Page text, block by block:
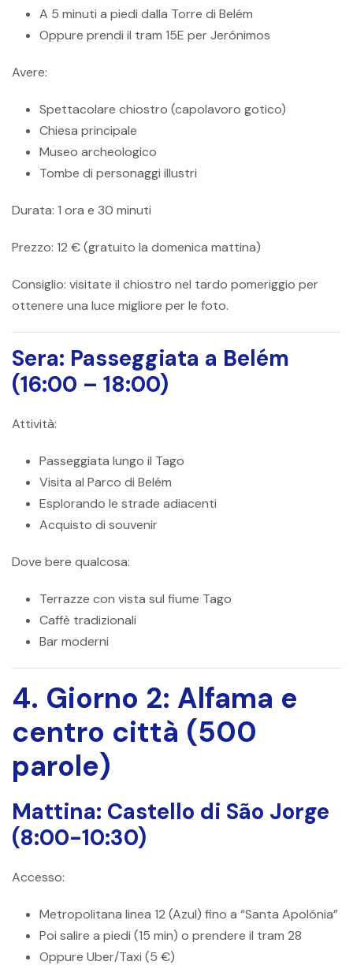
A 5 minuti a piedi dalla Torre di Belém
Oppure prendi il tram 15E per Jerónimos
Avere:
Spettacolare chiostro (capolavoro gotico)
Chiesa principale
Museo archeologico
Tombe di personaggi illustri
Durata: 1 ora e 30 minuti
Prezzo: 12 € (gratuito la domenica mattina)
Consiglio: visitate il chiostro nel tardo pomeriggio per
ottenere una luce migliore per le foto.
Sera: Passeggiata a Belém
(16:00 – 18:00)
Attività:
Passeggiata lungo il Tago
Visita al Parco di Belém
Esplorando le strade adiacenti
Acquisto di souvenir
Dove bere qualcosa:
Terrazze con vista sul fiume Tago
Caffè tradizionali
Bar moderni
4. Giorno 2: Alfama e
centro città (500
parole)
Mattina: Castello di São Jorge
(8:00-10:30)
Accesso:
Metropolitana linea 12 (Azul) fino a “Santa Apolónia”
Poi salire a piedi (15 min) o prendere il tram 28
Oppure Uber/Taxi (5 €)